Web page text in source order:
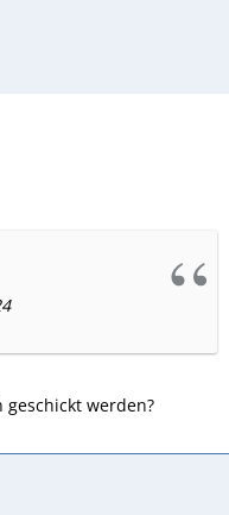
werden?